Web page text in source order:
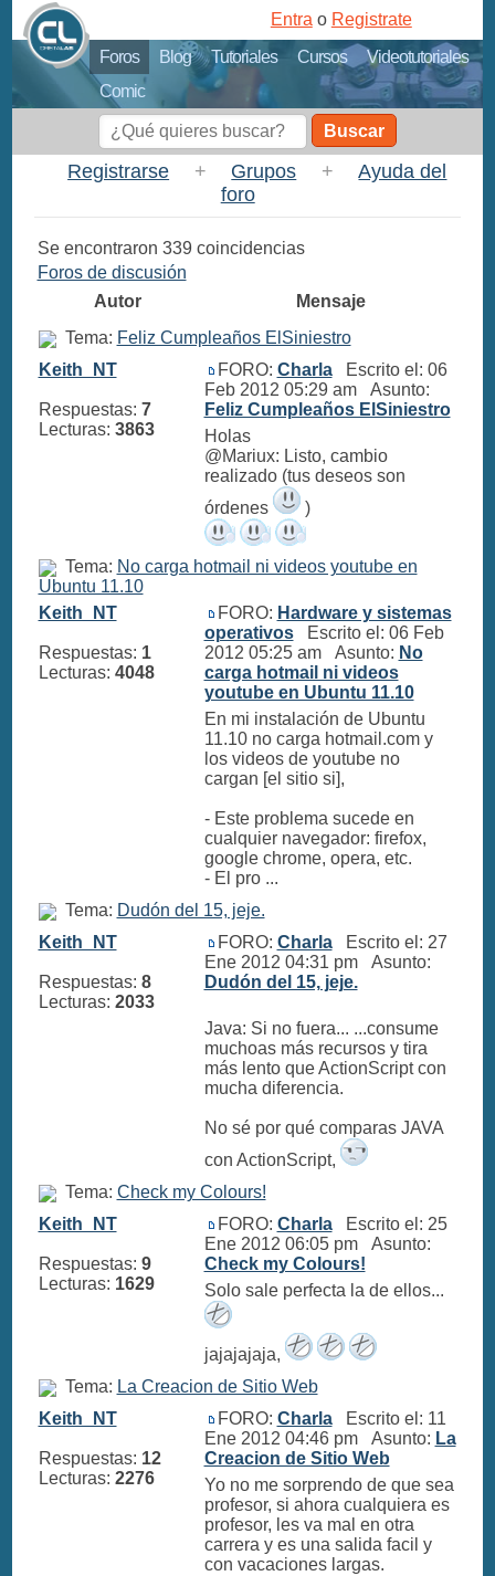
Foros Blog Tutoriales Cursos
Videotutoriales
Comic
Entra o Registrate
Buscar
Registrarse + Grupos +
Ayuda del
foro
Se encontraron 339 coincidencias
Foros de discusión
Autor
Mensaje
Tema: Feliz Cumpleaños ElSiniestro
Keith_NT
Respuestas: 7
Lecturas: 3863
FORO: CharlaEscrito el: 06
Feb 2012 05:29 am Asunto:
Feliz Cumpleaños ElSiniestro
Holas
@Mariux: Listo, cambio
realizado (tus deseos son
órdenes
)
Tema: No carga hotmail ni videos youtube en
Ubuntu 11.10
Keith_NT
Respuestas: 1
Lecturas: 4048
FORO: Hardware y sistemas
operativosEscrito el: 06 Feb
2012 05:25 am Asunto: No
carga hotmail ni videos
youtube en Ubuntu 11.10
En mi instalación de Ubuntu
11.10 no carga hotmail.com y
los videos de youtube no
cargan [el sitio si],
- Este problema sucede en
cualquier navegador: firefox,
google chrome, opera, etc.
- El pro ...
Tema: Dudón del 15, jeje.
Keith_NT
Respuestas: 8
Lecturas: 2033
FORO: CharlaEscrito el: 27
Ene 2012 04:31 pm Asunto:
Dudón del 15, jeje.
Java: Si no fuera... ...consume
muchoas más recursos y tira
más lento que ActionScript con
mucha diferencia.
No sé por qué comparas JAVA
con ActionScript,
Tema: Check my Colours!
Keith_NT
Respuestas: 9
Lecturas: 1629
FORO: CharlaEscrito el: 25
Ene 2012 06:05 pm Asunto:
Check my Colours!
Solo sale perfecta la de ellos...
jajajajaja,
Tema: La Creacion de Sitio Web
Keith_NT
Respuestas: 12
Lecturas: 2276
FORO: CharlaEscrito el: 11
Ene 2012 04:46 pm Asunto: La
Creacion de Sitio Web
Yo no me sorprendo de que sea
profesor, si ahora cualquiera es
profesor, les va mal en otra
carrera y es una salida facil y
con vacaciones largas.